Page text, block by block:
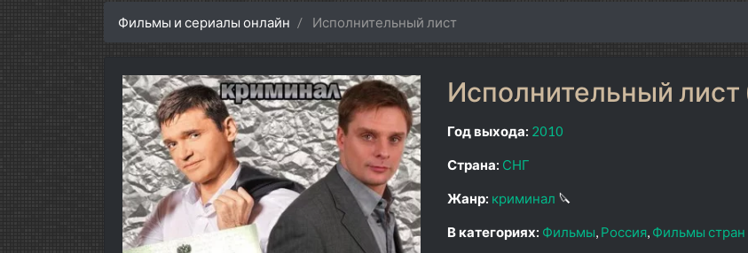
Фильмы и сериалы онлайн Исполнительный лист
Исполнительный лист
Год выхода: 2010
Страна: СНГ
Жанр: криминал 🔪
В категориях: Фильмы Россия Фильмы